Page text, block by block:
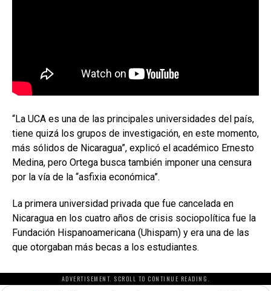
“La UCA es una de las principales universidades del país,
tiene quizá los grupos de investigación, en este momento,
más sólidos de Nicaragua”, explicó el académico Ernesto
Medina, pero Ortega busca también imponer una censura
por la vía de la “asfixia económica”.
La primera universidad privada que fue cancelada en
Nicaragua en los cuatro años de crisis sociopolítica fue la
Fundación Hispanoamericana (Uhispam) y era una de las
que otorgaban más becas a los estudiantes.
ADVERTISEMENT. SCROLL TO CONTINUE READING.